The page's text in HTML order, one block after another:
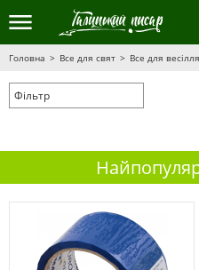
Головна Все для свят Все для весілля
Фільтр